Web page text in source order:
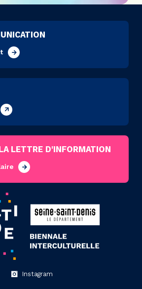
LETTRE D'INFORMATION
Instagram